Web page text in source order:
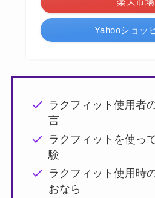
Yahooショッ
ラクフィット使用者
言
ラクフィットを使っ
験
ラクフィット使用時
おなら